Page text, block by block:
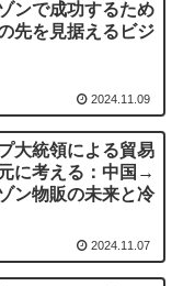
ンで成功するため
先を見据えるビジ
2024.11.09
大統領による貿易
に考える：中国→
ン物販の未来と冷
2024.11.07